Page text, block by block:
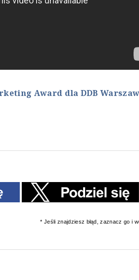
Award dla DDB
* Jeśli znajdziesz błąd, zaznacz go i